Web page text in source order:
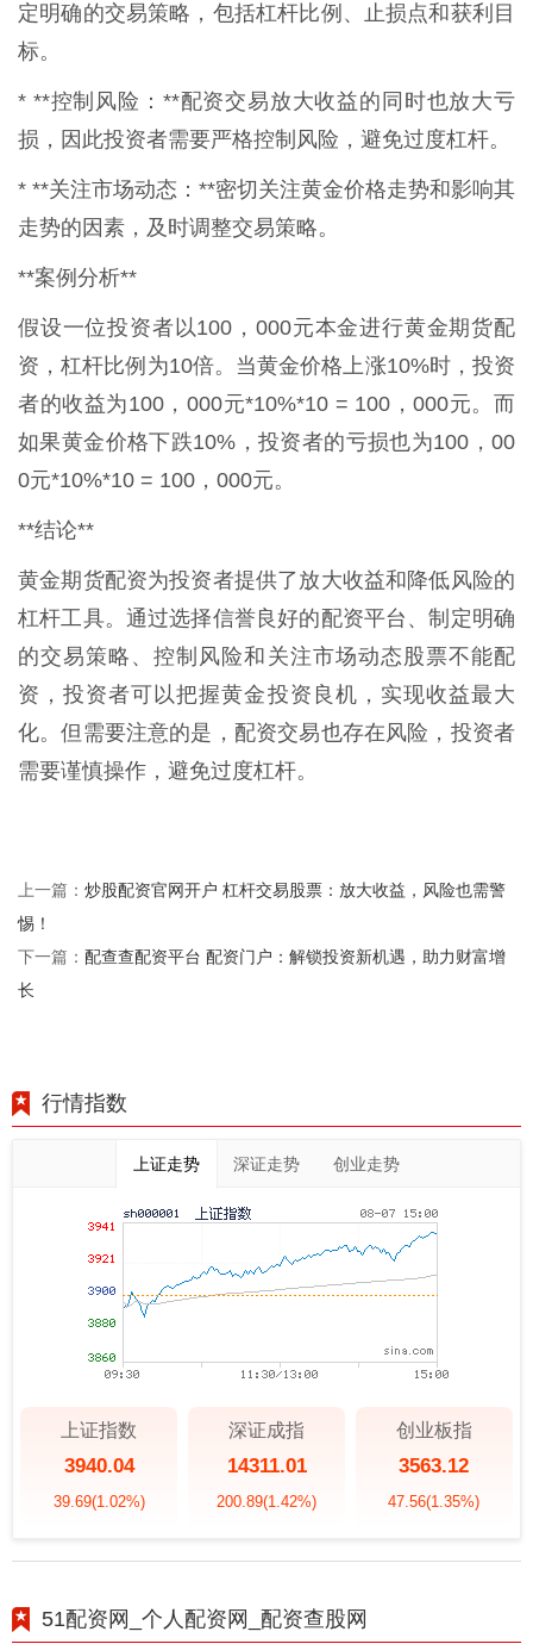
定明确的交易策略，包括杠杆比例、止损点和获利目
标。
* **控制风险：**配资交易放大收益的同时也放大亏
损，因此投资者需要严格控制风险，避免过度杠杆。
* **关注市场动态：**密切关注黄金价格走势和影响其
走势的因素，及时调整交易策略。
**案例分析**
假设一位投资者以100，000元本金进行黄金期货配
资，杠杆比例为10倍。当黄金价格上涨10%时，投资
者的收益为100，000元*10%*10 = 100，000元。而
如果黄金价格下跌10%，投资者的亏损也为100，00
0元*10%*10 = 100，000元。
**结论**
黄金期货配资为投资者提供了放大收益和降低风险的
杠杆工具。通过选择信誉良好的配资平台、制定明确
的交易策略、控制风险和关注市场动态股票不能配
资，投资者可以把握黄金投资良机，实现收益最大
化。但需要注意的是，配资交易也存在风险，投资者
需要谨慎操作，避免过度杠杆。
上一篇： 炒股配资官网开户 杠杆交易股票：放大收益，风险也需警
惕！
下一篇： 配查查配资平台 配资门户：解锁投资新机遇，助力财富增
长
行情指数
上证走势 深证走势 创业走势
上证指数
3940.04
39.69(1.02%)
深证成指
14311.01
200.89(1.42%)
创业板指
3563.12
47.56(1.35%)
51配资网_个人配资网_配资查股网